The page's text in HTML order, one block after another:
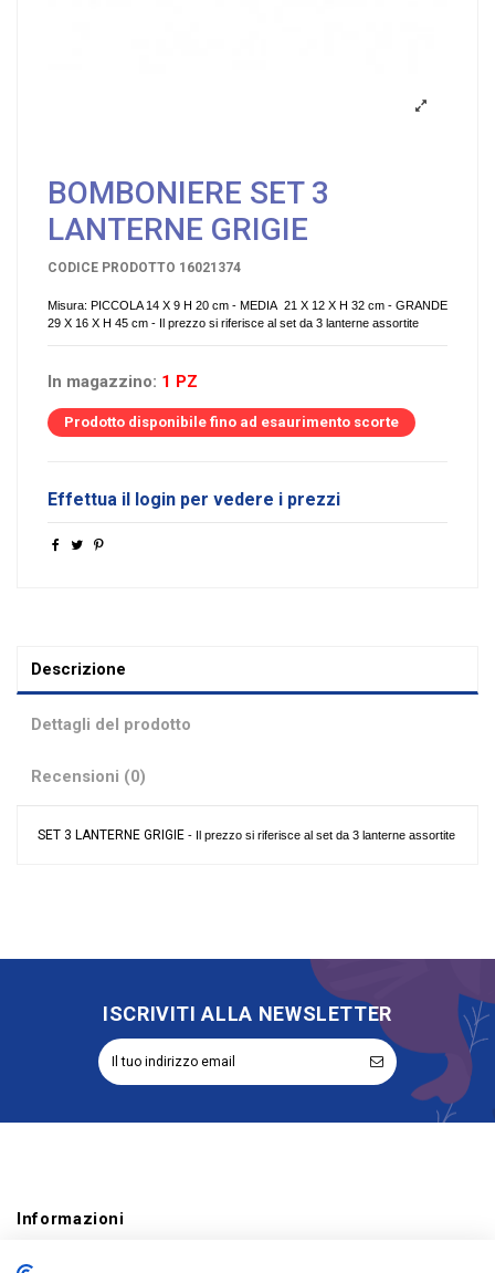
BOMBONIERE SET 3
LANTERNE GRIGIE
CODICE PRODOTTO 16021374
Misura: PICCOLA 14 X 9 H 20 cm - MEDIA 21 X 12 X H 32 cm - GRANDE
29 X 16 X H 45 cm - Il prezzo si riferisce al set da 3 lanterne assortite
In magazzino: 1 PZ
Prodotto disponibile fino ad esaurimento scorte
Effettua il login per vedere i prezzi
Descrizione
Dettagli del prodotto
Recensioni (0)
SET 3 LANTERNE GRIGIE - Il prezzo si riferisce al set da 3 lanterne assortite
Tipologia Lanterna e Portacandela
ISCRIVITI ALLA NEWSLETTER
Informazioni
Account